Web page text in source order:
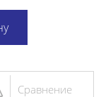
Сравнение